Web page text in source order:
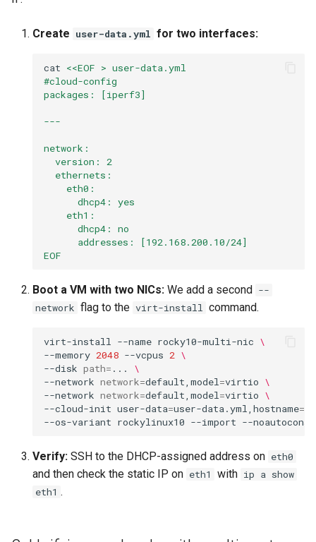
Create user-data.yml for two interfaces:
cat <<EOF > user-data.yml
#cloud-config
packages: [iperf3]
---
network:
  version: 2
  ethernets:
    eth0:
      dhcp4: yes
    eth1:
      dhcp4: no
      addresses: [192.168.200.10/24]
EOF
Boot a VM with two NICs: We add a second --
network flag to the virt-install command.
virt-install --name rocky10-multi-nic \
--memory 2048 --vcpus 2 \
--disk path= ...
\
--network network=default,model =virtio \
--network network=default,model =virtio \
--cloud-init user-data=user-data.yml,hostname=
--os-variant rockylinux10 --import
Verify: SSH to the DHCP-assigned address on eth0
and then check the static IP on eth1 with ip a show
eth1 .